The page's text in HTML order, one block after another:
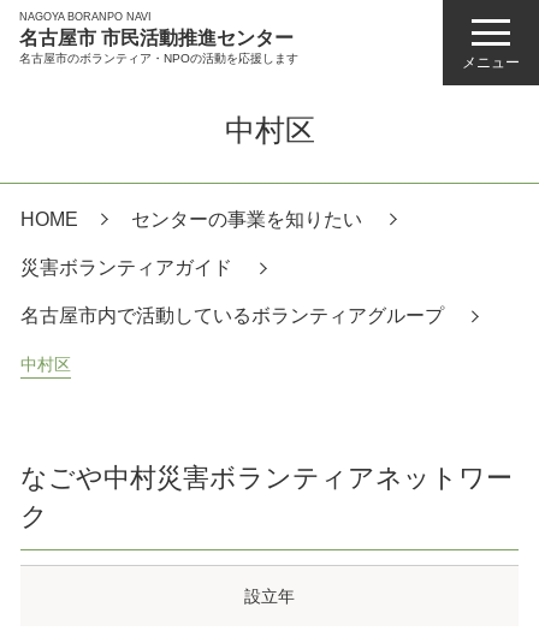
NAGOYA BORANPO NAVI
名古屋市 市民活動推進センター
名古屋市のボランティア・NPOの活動を応援します メニュー
中村区
HOME センターの事業を知りたい
災害ボランティアガイド
名古屋市内で活動しているボランティアグループ
中村区
なごや中村災害ボランティアネットワー
ク
設立年